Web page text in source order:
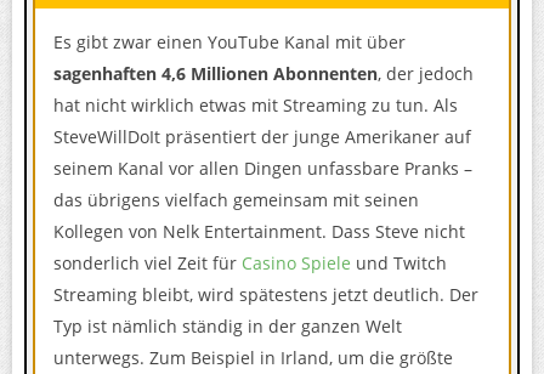
Es gibt zwar einen YouTube Kanal mit über
sagenhaften 4,6 Millionen Abonnenten, der jedoch
hat nicht wirklich etwas mit Streaming zu tun. Als
SteveWillDoIt präsentiert der junge Amerikaner auf
seinem Kanal vor allen Dingen unfassbare Pranks –
das übrigens vielfach gemeinsam mit seinen
Kollegen von Nelk Entertainment. Dass Steve nicht
sonderlich viel Zeit für Casino Spiele und Twitch
Streaming bleibt, wird spätestens jetzt deutlich. Der
Typ ist nämlich ständig in der ganzen Welt
unterwegs. Zum Beispiel in Irland, um die größte